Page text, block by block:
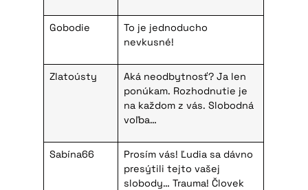
Gobodie
To je jednoducho
nevkusné!
Zlatoústy
Aká neodbytnosť? Ja len
ponúkam. Rozhodnutie je
na každom z vás. Slobodná
voľba…
Sabína66
Prosím vás! Ľudia sa dávno
presýtili tejto vašej
slobody… Trauma! Človek